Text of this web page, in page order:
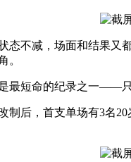
不减，场面和结果
。
最短命的纪录之一——
后，首支单场有3名